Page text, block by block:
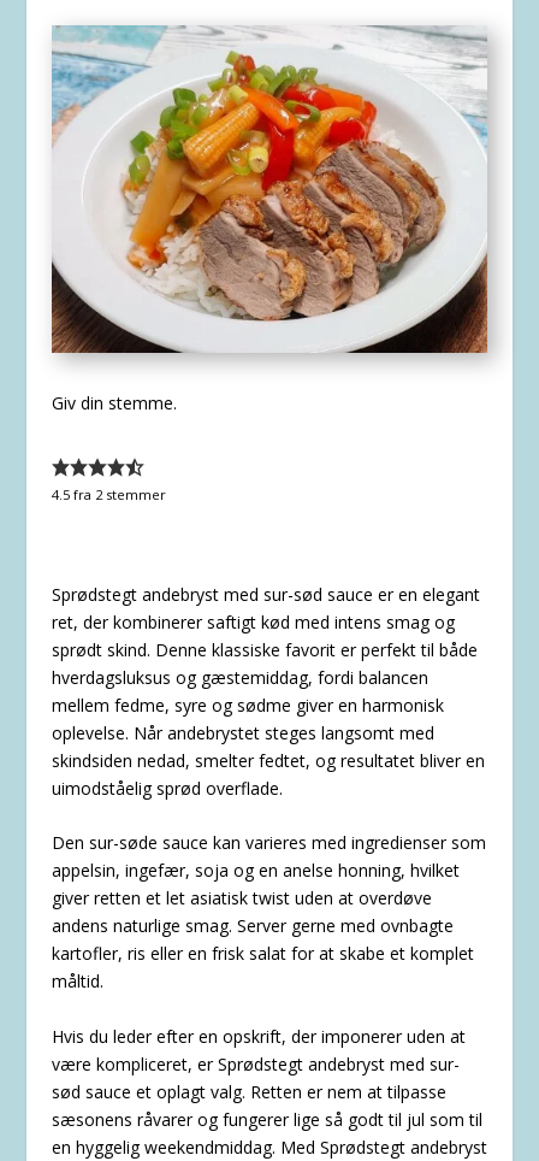
Giv din stemme.
4.5fra 2stemmer
Sprødstegt andebryst med sur-sød sauce er en elegant
ret, der kombinerer saftigt kød med intens smag og
sprødt skind. Denne klassiske favorit er perfekt til både
hverdagsluksus og gæstemiddag, fordi balancen
mellem fedme, syre og sødme giver en harmonisk
oplevelse. Når andebrystet steges langsomt med
skindsiden nedad, smelter fedtet, og resultatet bliver en
uimodståelig sprød overflade.
Den sur-søde sauce kan varieres med ingredienser som
appelsin, ingefær, soja og en anelse honning, hvilket
giver retten et let asiatisk twist uden at overdøve
andens naturlige smag. Server gerne med ovnbagte
kartofler, ris eller en frisk salat for at skabe et komplet
måltid.
Hvis du leder efter en opskrift, der imponerer uden at
være kompliceret, er Sprødstegt andebryst med sur-
sød sauce et oplagt valg. Retten er nem at tilpasse
sæsonens råvarer og fungerer lige så godt til jul som til
en hyggelig weekendmiddag. Med Sprødstegt andebryst